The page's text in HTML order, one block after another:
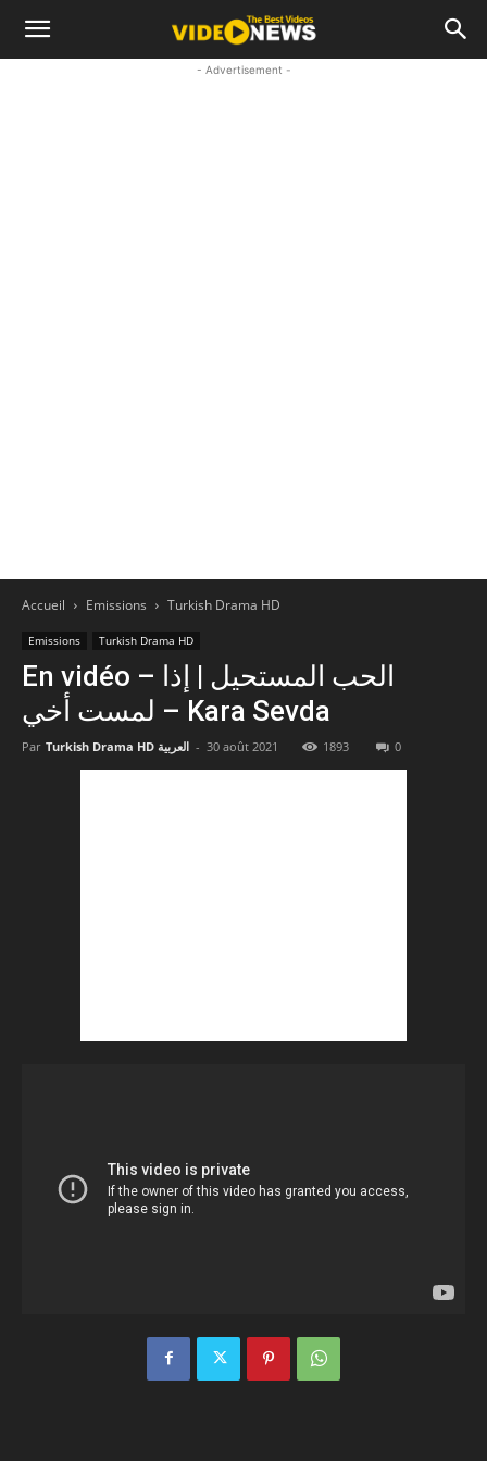
- Advertisement -
Accueil Emissions Turkish Drama HD
Emissions Turkish Drama HD
En vidéo – الحب المستحيل | إذا
لمست أخي – Kara Sevda
Par Turkish Drama HD العربية - 30 août 2021 1893 0